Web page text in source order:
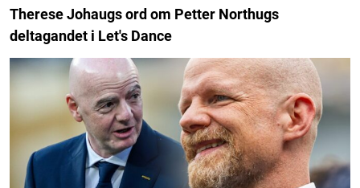
Therese Johaugs ord om Petter Northugs
deltagandet i Let's Dance